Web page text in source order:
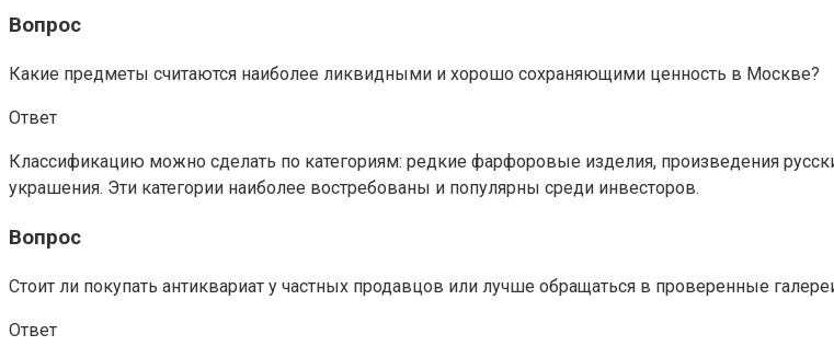
Вопрос
Какие предметы считаются наиболее ликвидными и хорошо сохраняющими ценность в Москве?
Ответ
Классификацию можно сделать по категориям: редкие фарфоровые изделия, произведения
украшения. Эти категории наиболее востребованы и популярны среди инвесторов.
Вопрос
Стоит ли покупать антиквариат у частных продавцов или лучше обращаться в проверенные
Ответ